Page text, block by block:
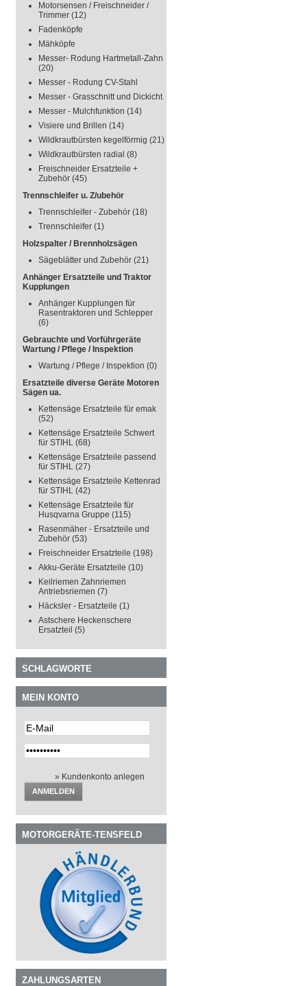
Motorsensen / Freischneider /
Trimmer (12)
Fadenköpfe
Mähköpfe
Messer- Rodung Hartmetall-Zahn
(20)
Messer - Rodung CV-Stahl
Messer - Grasschnitt und Dickicht
Messer - Mulchfunktion (14)
Visiere und Brillen (14)
Wildkrautbürsten kegelförmig (21)
Wildkrautbürsten radial (8)
Freischneider Ersatzteile +
Zubehör (45)
Trennschleifer u. Z/ubehör
Trennschleifer - Zubehör (18)
Trennschleifer (1)
Holzspalter / Brennholzsägen
Sägeblätter und Zubehör (21)
Anhänger Ersatzteile und Traktor
Kupplungen
Anhänger Kupplungen für
Rasentraktoren und Schlepper
(6)
Gebrauchte und Vorführgeräte
Wartung / Pflege / Inspektion
Wartung / Pflege / Inspektion (0)
Ersatzteile diverse Geräte Motoren
Sägen ua.
Kettensäge Ersatzteile für emak
(52)
Kettensäge Ersatzteile Schwert
für STIHL (68)
Kettensäge Ersatzteile passend
für STIHL (27)
Kettensäge Ersatzteile Kettenrad
für STIHL (42)
Kettensäge Ersatzteile für
Husqvarna Gruppe (115)
Rasenmäher - Ersatzteile und
Zubehör (53)
Freischneider Ersatzteile (198)
Akku-Geräte Ersatzteile (10)
Keilriemen Zahnriemen
Antriebsriemen (7)
Häcksler - Ersatzteile (1)
Astschere Heckenschere
Ersatzteil (5)
SCHLAGWORTE
MEIN KONTO
» Kundenkonto anlegen
ANMELDEN
MOTORGERÄTE-TENSFELD
ZAHLUNGSARTEN